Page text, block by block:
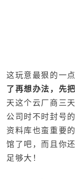
这玩意最狠的一
了再想办法，先
天这个云厂商三
公司时不时封号
资料库也蛮重要
馆了吧，而且你
足够大！